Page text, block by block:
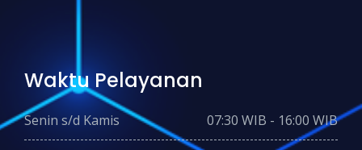
Waktu Pelayanan
Senin s/d Kamis 07:30 WIB - 16:00 WIB